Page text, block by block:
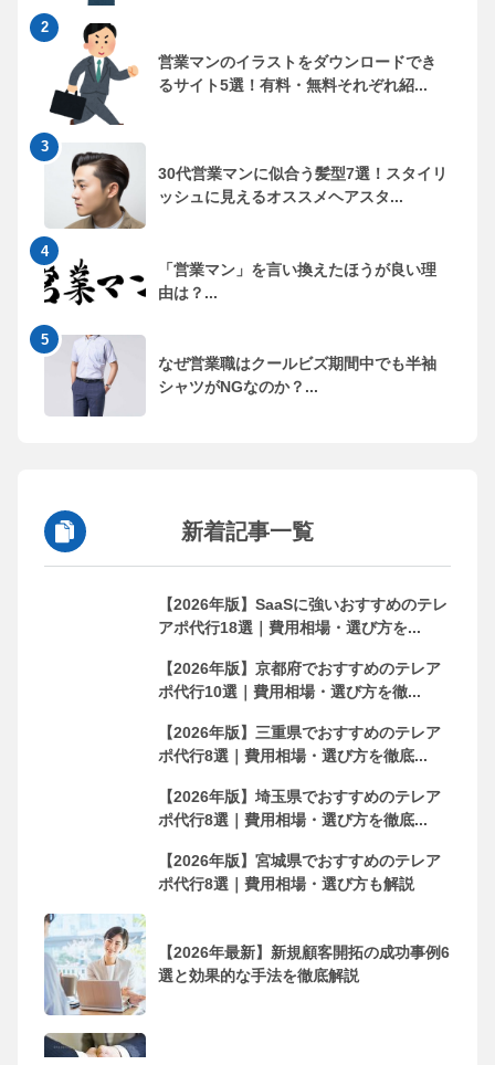
営業マンのイラストをダウンロードでき
るサイト5選！有料・無料それぞれ紹...
30代営業マンに似合う髪型7選！スタイリ
ッシュに見えるオススメヘアスタ...
「営業マン」を言い換えたほうが良い理
由は？...
なぜ営業職はクールビズ期間中でも半袖
シャツがNGなのか？...
新着記事一覧
【2026年版】SaaSに強いおすすめのテレ
アポ代行18選｜費用相場・選び方を...
【2026年版】京都府でおすすめのテレア
ポ代行10選｜費用相場・選び方を徹...
【2026年版】三重県でおすすめのテレア
ポ代行8選｜費用相場・選び方を徹底...
【2026年版】埼玉県でおすすめのテレア
ポ代行8選｜費用相場・選び方を徹底...
【2026年版】宮城県でおすすめのテレア
ポ代行8選｜費用相場・選び方も解説
【2026年最新】新規顧客開拓の成功事例6
選と効果的な手法を徹底解説